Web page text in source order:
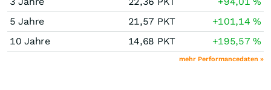
5 Jahre
21,57 PKT +101,14%
10 Jahre
14,68 PKT +195,57%
mehr Performancedaten »